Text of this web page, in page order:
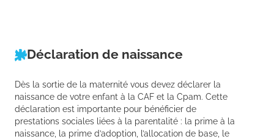
Déclaration de naissance
Dès la sortie de la maternité vous devez déclarer la
naissance de votre enfant à la CAF et la Cpam. Cette
déclaration est importante pour bénéficier de
prestations sociales liées à la parentalité : la prime à la
naissance, la prime d’adoption, l’allocation de base, le